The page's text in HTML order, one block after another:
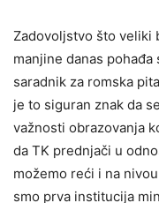
Zadovoljstvo što veliki
manjine danas
saradnik za romska
je to siguran znak da
važnosti obrazovanja
da TK prednjači u
možemo reći i na
smo prva institucija